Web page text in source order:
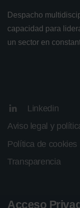
Despacho
capacidad para
un sector en
Linkedin
Aviso legal y
Política de cookies
Transparencia
Acceso